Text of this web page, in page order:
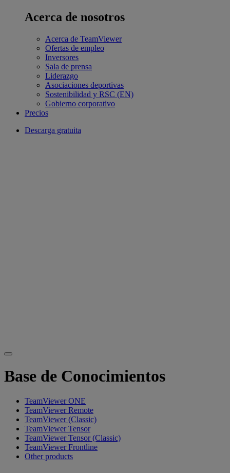
Acerca de nosotros
Acerca de TeamViewer
Ofertas de empleo
Inversores
Sala de prensa
Liderazgo
Asociaciones deportivas
Sostenibilidad y RSC (EN)
Gobierno corporativo
Precios
Descarga gratuita
Base de Conocimientos
TeamViewer ONE
TeamViewer Remote
TeamViewer (Classic)
TeamViewer Tensor
TeamViewer Tensor (Classic)
TeamViewer Frontline
Other products